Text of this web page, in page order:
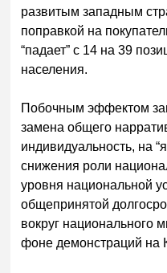
развитым западным
поправкой на
“падает” с 14 на 39
населения.
Побочным эффектом
замена общего
индивидуальность, на
снижения роли
уровня национальной
общепринятой
вокруг национального
фоне демонстраций на